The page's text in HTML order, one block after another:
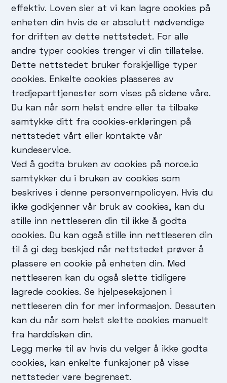
effektiv. Loven sier at vi kan lagre cookies på
enheten din hvis de er absolutt nødvendige
for driften av dette nettstedet. For alle
andre typer cookies trenger vi din tillatelse.
Dette nettstedet bruker forskjellige typer
cookies. Enkelte cookies plasseres av
tredjeparttjenester som vises på sidene våre.
Du kan når som helst endre eller ta tilbake
samtykke ditt fra cookies-erklæringen på
nettstedet vårt eller kontakte vår
kundeservice.
Ved å godta bruken av cookies på norce.io
samtykker du i bruken av cookies som
beskrives i denne personvernpolicyen. Hvis du
ikke godkjenner vår bruk av cookies, kan du
stille inn nettleseren din til ikke å godta
cookies. Du kan også stille inn nettleseren din
til å gi deg beskjed når nettstedet prøver å
plassere en cookie på enheten din. Med
nettleseren kan du også slette tidligere
lagrede cookies. Se hjelpeseksjonen i
nettleseren din for mer informasjon. Dessuten
kan du når som helst slette cookies manuelt
fra harddisken din.
Legg merke til av hvis du velger å ikke godta
cookies, kan enkelte funksjoner på visse
nettsteder være begrenset.